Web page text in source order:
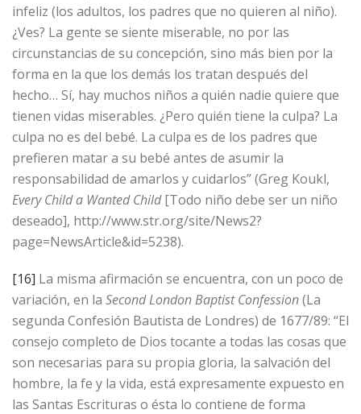
infeliz (los adultos, los padres que no quieren al niño).
¿Ves? La gente se siente miserable, no por las
circunstancias de su concepción, sino más bien por la
forma en la que los demás los tratan después del
hecho… Sí, hay muchos niños a quién nadie quiere que
tienen vidas miserables. ¿Pero quién tiene la culpa? La
culpa no es del bebé. La culpa es de los padres que
prefieren matar a su bebé antes de asumir la
responsabilidad de amarlos y cuidarlos” (Greg Koukl,
Every Child a Wanted Child[Todo niño debe ser un niño
deseado], http://www.str.org/site/News2?
page=NewsArticle&id=5238).
[16] La misma afirmación se encuentra, con un poco de
variación, en la Second London Baptist Confession(La
segunda Confesión Bautista de Londres) de 1677/89: “El
consejo completo de Dios tocante a todas las cosas que
son necesarias para su propia gloria, la salvación del
hombre, la fe y la vida, está expresamente expuesto en
las Santas Escrituras o ésta lo contiene de forma